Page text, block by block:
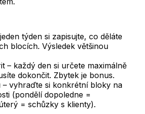
týden si zapisujte, co děláte
blocích. Výsledek většinou
– každý den si určete maximálně
dokončit. Zbytek je bonus.
– vyhraďte si konkrétní bloky na
(pondělí dopoledne =
= schůzky s klienty).